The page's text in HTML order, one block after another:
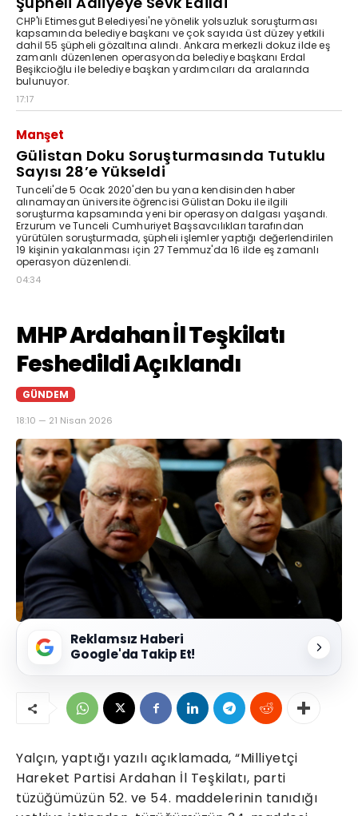
CHP'li Etimesgut Belediyesi'ne yönelik yolsuzluk soruşturması
kapsamında belediye başkanı ve çok sayıda üst düzey yetkili
dahil 55 şüpheli gözaltına alındı. Ankara merkezli dokuz ilde eş
zamanlı düzenlenen operasyonda belediye başkanı Erdal
Beşikcioğlu ile belediye başkan yardımcıları da aralarında
bulunuyor.
17:17
Manşet
Gülistan Doku Soruşturmasında Tutuklu
Sayısı 28’e Yükseldi
Tunceli'de 5 Ocak 2020'den bu yana kendisinden haber
alınamayan üniversite öğrencisi Gülistan Doku ile ilgili
soruşturma kapsamında yeni bir operasyon dalgası yaşandı.
Erzurum ve Tunceli Cumhuriyet Başsavcılıkları tarafından
yürütülen soruşturmada, şüpheli işlemler yaptığı değerlendirilen
19 kişinin yakalanması için 27 Temmuz'da 16 ilde eş zamanlı
operasyon düzenlendi.
04:34